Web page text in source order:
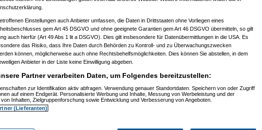
am 21.04.2011, 14:21:30)
am 21.04.2011, 14:31:11)
yumiyoshi
am 21.04.2011, 14:34:24)
(madgordonam 21.04.2011, 14:58:02)
(yumiyoshiam 21.04.2011, 15:13:04)
(madgordonam 21.04.2011, 15:17:10)
(momo77am 21.04.2011, 15:22:27)
entdeckt...(madgordonam 21.04.2011, 15:25:31)
entdeckt...(momo77am 21.04.2011, 15:29:05)
entdeckt...(madgordonam 21.04.2011, 15:37:57)
entdeckt...
Apple entdeckt...(madgordonam 21.04.2011, 16:11:48)
12:34:01)
12:48:16)
12:49:56)
Einstellungen auch Anbieter umfassen, die Daten in Drittstaaten ohne Vorliegen eines
gem Art 45 DSGVO und ohne geeignete Garantien gem Art 46 DSGVO übermitteln, so gilt
auch hierfür (Art 49 Abs 1 lit a DSGVO). Dies gilt insbesondere für Datenübermittlungen in die USA. Es
das Risiko, dass Ihre Daten durch Behörden zu Kontroll- und zu Überwachungszwecken
können, möglicherweise auch ohne Rechtsbehelfsmöglichkeiten. Dies können Sie abstellen, in dem
Anbieter in der Liste keine Einwilligung abgeben.
Partner verarbeiten Daten, um Folgendes bereitzustellen:
zur Identifikation aktiv abfragen. Verwendung genauer Standortdaten. Speichern von oder Zugriff
auf einem Endgerät. Personalisierte Werbung und Inhalte, Messung von Werbeleistung und der
Inhalten, Zielgruppenforschung sowie Entwicklung und Verbesserung von Angeboten.
(Lieferanten)